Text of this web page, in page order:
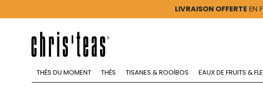
LIVRAISON OFFERTE EN
THÉS DU MOMENT THÉS TISANES & ROOÏBOS EAUX DE FRUITS &